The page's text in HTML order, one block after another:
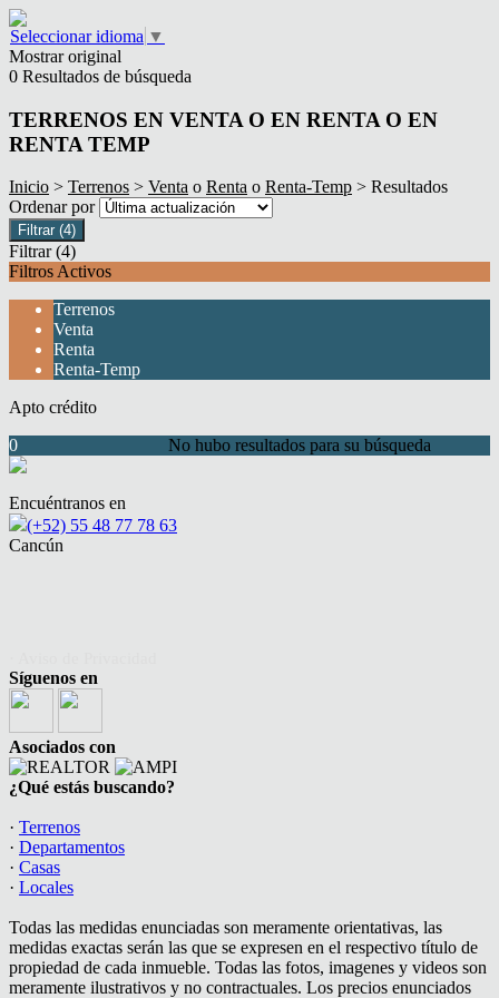
Seleccionar idioma ▼
Mostrar original
0 Resultados de búsqueda
TERRENOS EN VENTA O EN RENTA O EN
RENTA TEMP
Inicio > Terrenos > Venta o Renta o Renta-Temp > Resultados
Ordenar por
Filtrar (4)
Filtrar (4)
Filtros Activos
Terrenos
Venta
Renta
Renta-Temp
Apto crédito
No hubo resultados para su búsqueda
0
Encuéntranos en
(+52) 55 48 77 78 63
Cancún
Síguenos en
Asociados con
¿Qué estás buscando?
· Terrenos
· Departamentos
· Casas
· Locales
Todas las medidas enunciadas son meramente orientativas, las
medidas exactas serán las que se expresen en el respectivo título de
propiedad de cada inmueble. Todas las fotos, imagenes y videos son
meramente ilustrativos y no contractuales. Los precios enunciados